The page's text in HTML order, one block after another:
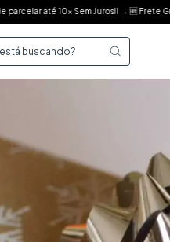
Grátis SP R$149 → 📦💨 Sul e